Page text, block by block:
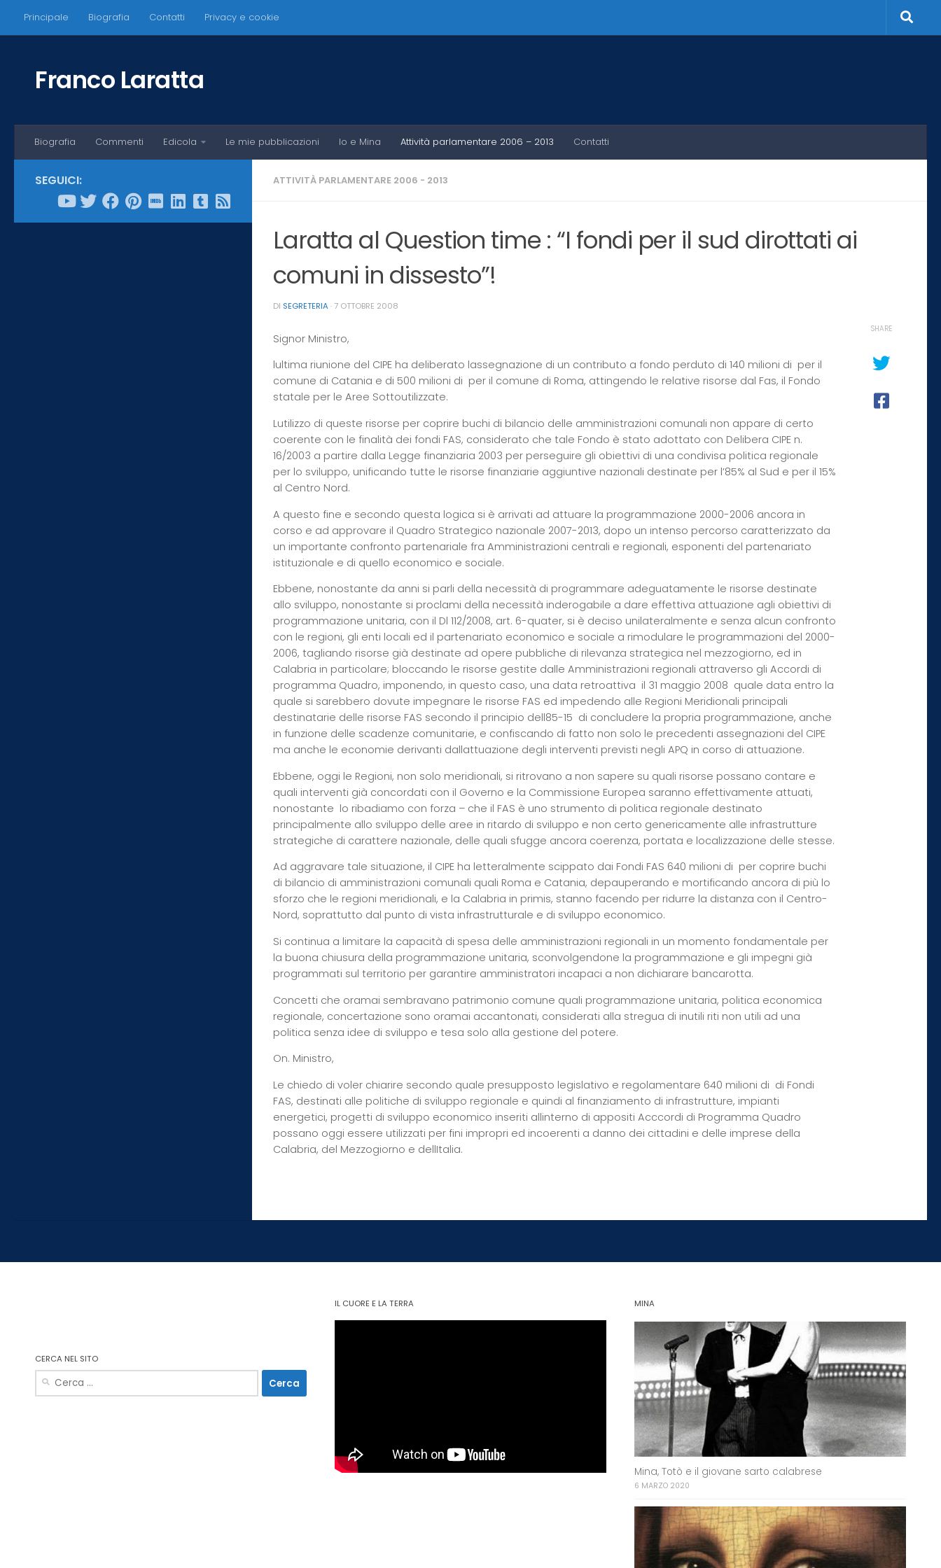
Salta al contenuto
Principale Biografia Contatti Privacy e cookie
Franco Laratta
Biografia Commenti Edicola Le mie pubblicazioni Io e Mina Attività parlamentare 2006 – 2013 Contatti
ATTIVITÀ PARLAMENTARE 2006 - 2013
Laratta al Question time : “I fondi per il sud dirottati ai
comuni in dissesto”!
DI SEGRETERIA ·7 OTTOBRE 2008
Signor Ministro,
lultima riunione del CIPE ha deliberato lassegnazione di un contributo a fondo perduto di 140 milioni di  per il
comune di Catania e di 500 milioni di  per il comune di Roma, attingendo le relative risorse dal Fas, il Fondo
statale per le Aree Sottoutilizzate.
Lutilizzo di queste risorse per coprire buchi di bilancio delle amministrazioni comunali non appare di certo
coerente con le finalità dei fondi FAS, considerato che tale Fondo è stato adottato con Delibera CIPE n.
16/2003 a partire dalla Legge finanziaria 2003 per perseguire gli obiettivi di una condivisa politica regionale
per lo sviluppo, unificando tutte le risorse finanziarie aggiuntive nazionali destinate per l’85% al Sud e per il 15%
al Centro Nord.
A questo fine e secondo questa logica si è arrivati ad attuare la programmazione 2000-2006 ancora in
corso e ad approvare il Quadro Strategico nazionale 2007-2013, dopo un intenso percorso caratterizzato da
un importante confronto partenariale fra Amministrazioni centrali e regionali, esponenti del partenariato
istituzionale e di quello economico e sociale.
Ebbene, nonostante da anni si parli della necessità di programmare adeguatamente le risorse destinate
allo sviluppo, nonostante si proclami della necessità inderogabile a dare effettiva attuazione agli obiettivi di
programmazione unitaria, con il Dl 112/2008, art. 6-quater, si è deciso unilateralmente e senza alcun confronto
con le regioni, gli enti locali ed il partenariato economico e sociale a rimodulare le programmazioni del 2000-
2006, tagliando risorse già destinate ad opere pubbliche di rilevanza strategica nel mezzogiorno, ed in
Calabria in particolare; bloccando le risorse gestite dalle Amministrazioni regionali attraverso gli Accordi di
programma Quadro, imponendo, in questo caso, una data retroattiva  il 31 maggio 2008  quale data entro la
quale si sarebbero dovute impegnare le risorse FAS ed impedendo alle Regioni Meridionali principali
destinatarie delle risorse FAS secondo il principio dell85-15  di concludere la propria programmazione, anche
in funzione delle scadenze comunitarie, e confiscando di fatto non solo le precedenti assegnazioni del CIPE
ma anche le economie derivanti dallattuazione degli interventi previsti negli APQ in corso di attuazione.
Ebbene, oggi le Regioni, non solo meridionali, si ritrovano a non sapere su quali risorse possano contare e
quali interventi già concordati con il Governo e la Commissione Europea saranno effettivamente attuati,
nonostante  lo ribadiamo con forza – che il FAS è uno strumento di politica regionale destinato
principalmente allo sviluppo delle aree in ritardo di sviluppo e non certo genericamente alle infrastrutture
strategiche di carattere nazionale, delle quali sfugge ancora coerenza, portata e localizzazione delle stesse.
Ad aggravare tale situazione, il CIPE ha letteralmente scippato dai Fondi FAS 640 milioni di  per coprire buchi
di bilancio di amministrazioni comunali quali Roma e Catania, depauperando e mortificando ancora di più lo
sforzo che le regioni meridionali, e la Calabria in primis, stanno facendo per ridurre la distanza con il Centro-
Nord, soprattutto dal punto di vista infrastrutturale e di sviluppo economico.
Si continua a limitare la capacità di spesa delle amministrazioni regionali in un momento fondamentale per
la buona chiusura della programmazione unitaria, sconvolgendone la programmazione e gli impegni già
programmati sul territorio per garantire amministratori incapaci a non dichiarare bancarotta.
Concetti che oramai sembravano patrimonio comune quali programmazione unitaria, politica economica
regionale, concertazione sono oramai accantonati, considerati alla stregua di inutili riti non utili ad una
politica senza idee di sviluppo e tesa solo alla gestione del potere.
On. Ministro,
Le chiedo di voler chiarire secondo quale presupposto legislativo e regolamentare 640 milioni di  di Fondi
FAS, destinati alle politiche di sviluppo regionale e quindi al finanziamento di infrastrutture, impianti
energetici, progetti di sviluppo economico inseriti allinterno di appositi Acccordi di Programma Quadro
possano oggi essere utilizzati per fini impropri ed incoerenti a danno dei cittadini e delle imprese della
Calabria, del Mezzogiorno e dellItalia.
SHARE
SEGUICI:
CERCA NEL SITO
Ricerca
per:
IL CUORE E LA TERRA MINA
Mina, Totò e il giovane sarto calabrese
6 MARZO 2020